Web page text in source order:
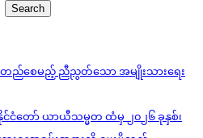
Search
ဦးတည်စေမည့် ညီညွတ်သော အမျိုးသားရေး
င်ငံတော် ယာယီသမ္မတ ထံမှ ၂၀၂၆ ခုနှစ်၊